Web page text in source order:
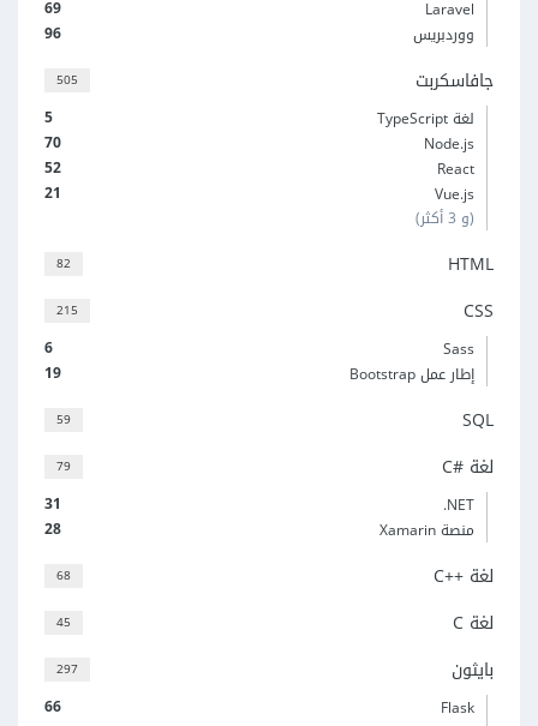
69
Laravel
96
ووردبريس
505 جافاسكربت
5
لغة TypeScript
70
Node.js
52
React
21
Vue.js
(و 3 أكثر)
82 HTML
215 CSS
6
Sass
19
إطار عمل Bootstrap
59 SQL
79 لغة C#‎
31
‎.NET
28
منصة Xamarin
68 لغة C++‎
45 لغة C
297 بايثون
66
Flask